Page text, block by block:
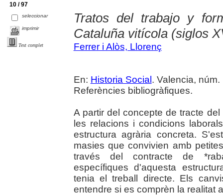
10 / 97
seleccionar
imprimir
Text complet
Tratos del trabajo y
Cataluña vitícola (siglos
Ferrer i Alòs, Llorenç
En: Historia Social . Valencia,
Referències bibliogràfiques.
A partir del concepte de tracte
les relacions i condicions
estructura agrària concreta.
masies que convivien amb
través del contracte de
específiques d'aquesta
tenia el treball directe. Els
entendre si es comprèn la realitat